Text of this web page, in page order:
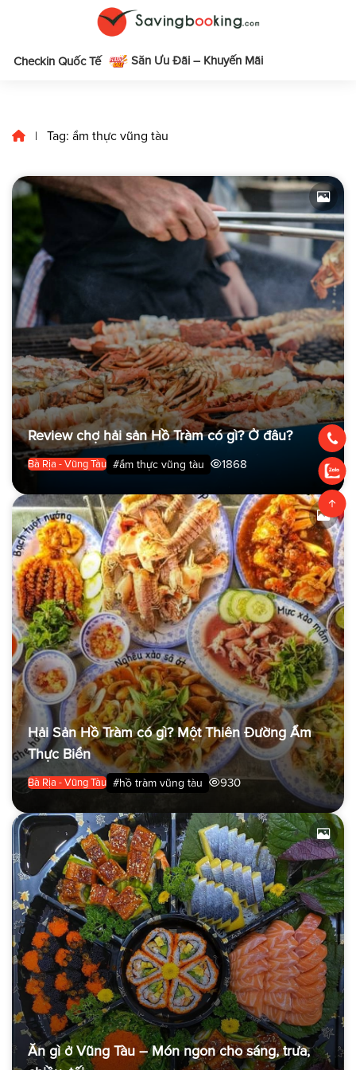
Checkin Quốc Tế Săn Ưu Đãi – Khuyến Mãi
| Tag: ẩm thực vũng tàu
Review chợ hải sản Hồ Tràm có gì? Ở đâu?
Bà Rịa - Vũng Tàu #ẩm thực vũng tàu 1868
Hải Sản Hồ Tràm có gì? Một Thiên Đường Ẩm
Thực Biển
Bà Rịa - Vũng Tàu #hồ tràm vũng tàu 930
Ăn gì ở Vũng Tàu – Món ngon cho sáng, trưa,